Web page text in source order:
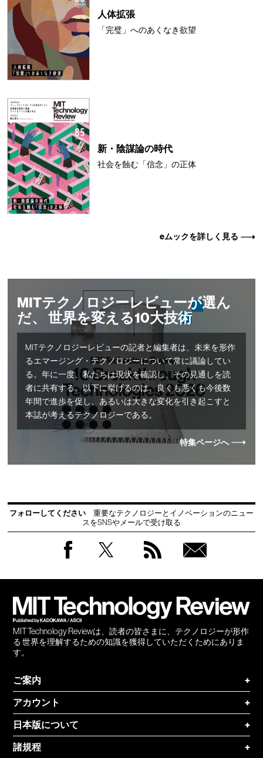
人体拡張
「完璧」へのあくなき欲望
新・陰謀論の時代
社会を蝕む「信念」の正体
eムックを詳しく見る
MITテクノロジーレビューが選ん
だ、 世界を変える10大技術
MITテクノロジーレビューの記者と編集者は、未来を形作
るエマージング・テクノロジーについて常に議論してい
る。年に一度、私たちは現状を確認し、その見通しを読
者に共有する。以下に挙げるのは、良くも悪くも今後数
年間で進歩を促し、あるいは大きな変化を引き起こすと
本誌が考えるテクノロジーである。
特集ページへ
フォローしてください
重要なテクノロジーとイノベーションのニュー
スをSNSやメールで受け取る
MIT Technology Reviewは、読者の皆さまに、テクノロジーが形作
る 世界を理解するための知識を獲得していただくためにありま
す。
ご案内
+
アカウント
+
日本版について
+
諸規程
+